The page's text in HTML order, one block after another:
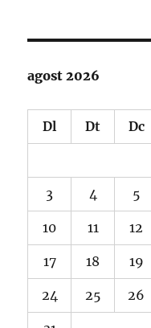
agost 2026
Dl Dt Dc
3 4 5
10 11 12
17 18 19
24 25 26